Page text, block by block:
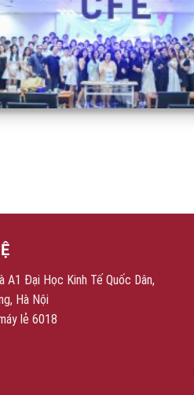
A1 Đại Học Kinh Tế Quốc Dân,
Hà Nội
lẻ 6018